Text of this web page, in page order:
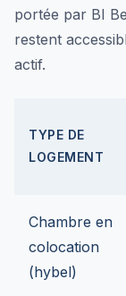
portée par BI
restent
actif.
TYPE DE
LOGEMENT
Chambre en
colocation
(hybel)